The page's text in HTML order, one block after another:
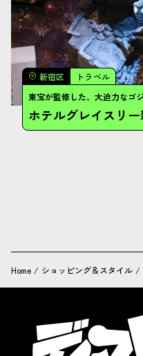
Home / ショッピング＆スタイル /